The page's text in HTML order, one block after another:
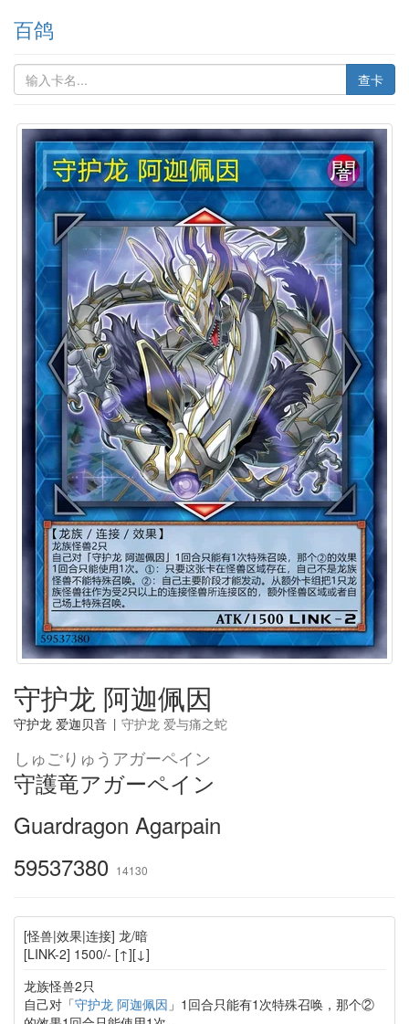
百鸽
查卡
守护龙 阿迦佩因
守护龙 爱迦贝音 | 守护龙 爱与痛之蛇
しゅごりゅうアガーペイン
守護竜アガーペイン
Guardragon Agarpain
59537380 14130
[怪兽|效果|连接] 龙/暗
[LINK-2] 1500/- [↑][↓]
龙族怪兽2只
自己对「守护龙 阿迦佩因 」1回合只能有1次特殊召唤，那个②